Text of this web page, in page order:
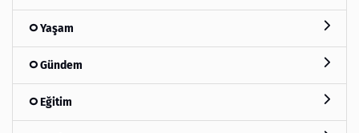
Yaşam
Gündem
Eğitim